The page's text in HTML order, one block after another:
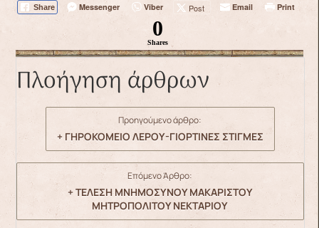
Share Messenger Viber Post Email Print
0
Shares
Πλοήγηση άρθρων
Προηγούμενο άρθρο:
+ ΓΗΡΟΚΟΜΕΙΟ ΛΕΡΟΥ-ΓΙΟΡΤΙΝΕΣ ΣΤΙΓΜΕΣ
Επόμενο Άρθρο:
+ ΤΕΛΕΣΗ ΜΝΗΜΟΣΥΝΟΥ ΜΑΚΑΡΙΣΤΟΥ
ΜΗΤΡΟΠΟΛΙΤΟΥ ΝΕΚΤΑΡΙΟΥ